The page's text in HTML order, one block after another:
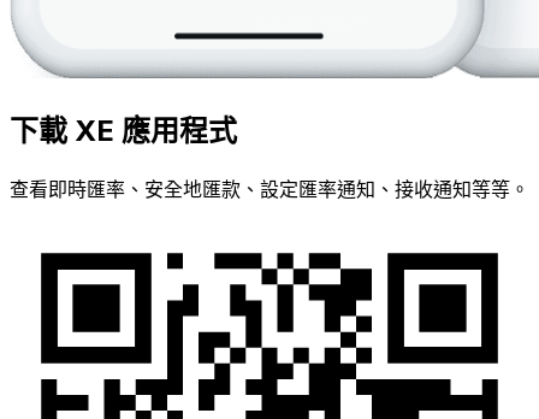
下載 XE 應用程式
查看即時匯率、安全地匯款、設定匯率通知、接收通知等等。